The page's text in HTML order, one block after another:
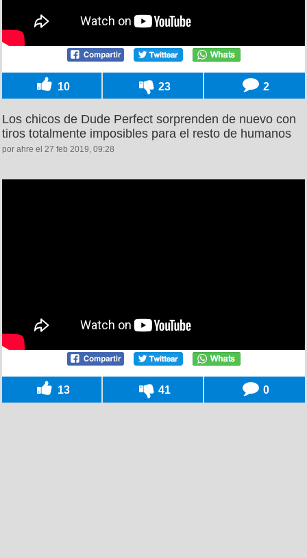
10 23 2
Los chicos de Dude Perfect sorprenden de nuevo con
tiros totalmente imposibles para el resto de humanos
por ahre el 27 feb 2019, 09:28
13 41 0